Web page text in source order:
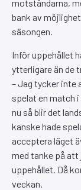
motståndarna,
bank av
säsongen.
Inför uppehållet
ytterligare än de
– Jag tycker inte
spelat en match
nu så blir det
kanske hade
acceptera läget
med tanke på
uppehållet. Då
veckan.